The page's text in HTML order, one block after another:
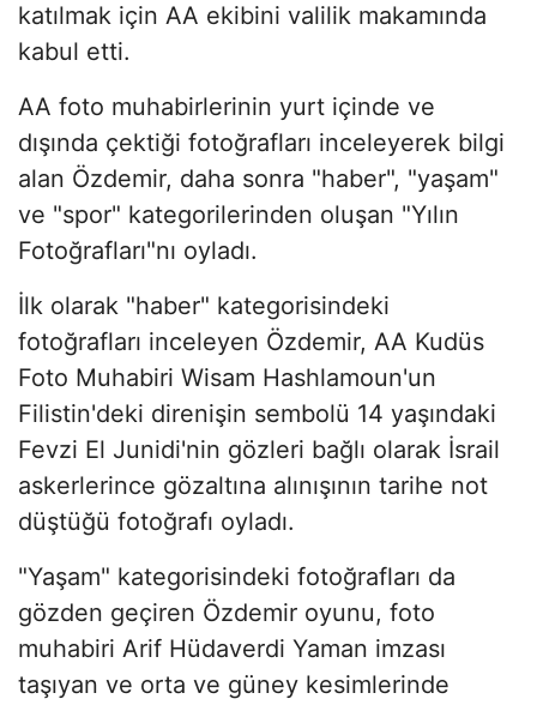
katılmak için AA ekibini valilik makamında
kabul etti.
AA foto muhabirlerinin yurt içinde ve
dışında çektiği fotoğrafları inceleyerek bilgi
alan Özdemir, daha sonra "haber", "yaşam"
ve "spor" kategorilerinden oluşan "Yılın
Fotoğrafları"nı oyladı.
İlk olarak "haber" kategorisindeki
fotoğrafları inceleyen Özdemir, AA Kudüs
Foto Muhabiri Wisam Hashlamoun'un
Filistin'deki direnişin sembolü 14 yaşındaki
Fevzi El Junidi'nin gözleri bağlı olarak İsrail
askerlerince gözaltına alınışının tarihe not
düştüğü fotoğrafı oyladı.
"Yaşam" kategorisindeki fotoğrafları da
gözden geçiren Özdemir oyunu, foto
muhabiri Arif Hüdaverdi Yaman imzası
taşıyan ve orta ve güney kesimlerinde